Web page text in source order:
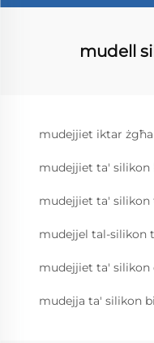
mudell
mudejjiet iktar
mudejjiet ta' silikon
mudejjiet ta' silikon
mudejjel tal-silikon
mudejjiet ta' silikon
mudejja ta' silikon